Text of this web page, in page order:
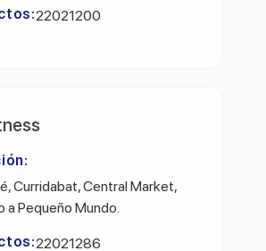
22021200
Curridabat, Central Market,
a Pequeño Mundo.
22021286